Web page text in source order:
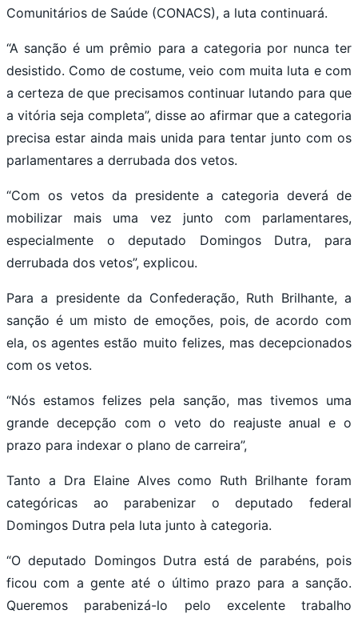
Comunitários de Saúde (CONACS), a luta continuará.
“A sanção é um prêmio para a categoria por nunca ter
desistido. Como de costume, veio com muita luta e com
a certeza de que precisamos continuar lutando para que
a vitória seja completa”, disse ao afirmar que a categoria
precisa estar ainda mais unida para tentar junto com os
parlamentares a derrubada dos vetos.
“Com os vetos da presidente a categoria deverá de
mobilizar mais uma vez junto com parlamentares,
especialmente o deputado Domingos Dutra, para
derrubada dos vetos”, explicou.
Para a presidente da Confederação, Ruth Brilhante, a
sanção é um misto de emoções, pois, de acordo com
ela, os agentes estão muito felizes, mas decepcionados
com os vetos.
“Nós estamos felizes pela sanção, mas tivemos uma
grande decepção com o veto do reajuste anual e o
prazo para indexar o plano de carreira”,
Tanto a Dra Elaine Alves como Ruth Brilhante foram
categóricas ao parabenizar o deputado federal
Domingos Dutra pela luta junto à categoria.
“O deputado Domingos Dutra está de parabéns, pois
ficou com a gente até o último prazo para a sanção.
Queremos parabenizá-lo pelo excelente trabalho